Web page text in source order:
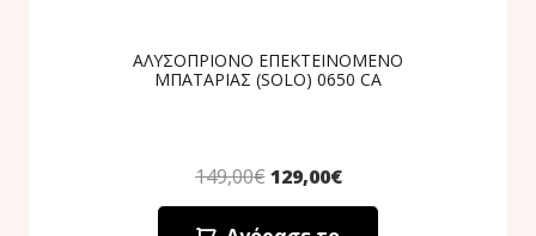
ΑΛΥΣΟΠΡΙΟΝΟ ΕΠΕΚΤΕΙΝΟΜΕΝΟ
ΜΠΑΤΑΡΙΑΣ (SOLO) 0650 CA
149,00€ 129,00€